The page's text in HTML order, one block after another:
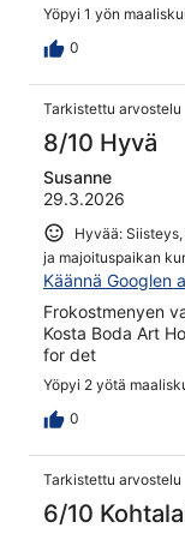
Yöpyi 1 yön
0
Tarkistettu arvostelu
8/10 Hyvä
Susanne
29.3.2026
Hyvää:
ja majoituspaikan
Käännä Googlen
Frokostmenyen
Kosta Boda Art
for det
Yöpyi 2 yötä
0
Tarkistettu arvostelu
6/10